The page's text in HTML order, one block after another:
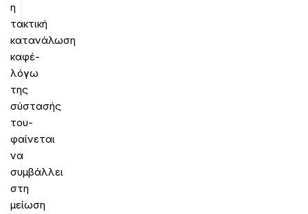
η
τακτική
κατανάλωση
καφέ-
λόγω
της
σύστασής
του-
φαίνεται
να
συμβάλλει
στη
μείωση